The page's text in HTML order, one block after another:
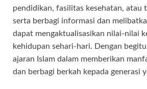
pendidikan, fasilitas kesehatan, atau
serta berbagi informasi dan
dapat mengaktualisasikan nilai-nilai
kehidupan sehari-hari. Dengan
ajaran Islam dalam memberikan
dan berbagi berkah kepada generasi